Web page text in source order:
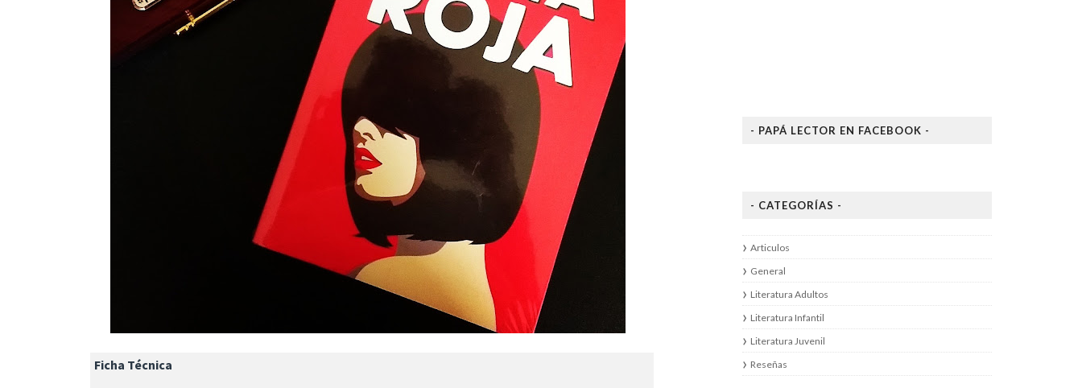
Ficha Técnica
- PAPÁ LECTOR EN FACEBOOK -
- CATEGORÍAS -
Articulos
General
Literatura Adultos
Literatura Infantil
Literatura Juvenil
Reseñas